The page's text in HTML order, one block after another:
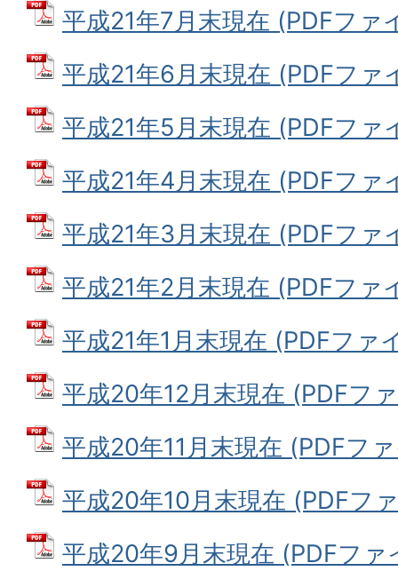
平成21年7月末現在 (PDFファ
平成21年6月末現在 (PDFファ
平成21年5月末現在 (PDFファ
平成21年4月末現在 (PDFファ
平成21年3月末現在 (PDFファ
平成21年2月末現在 (PDFファ
平成21年1月末現在 (PDFファ
平成20年12月末現在 (PDFフ
平成20年11月末現在 (PDFフ
平成20年10月末現在 (PDFフ
平成20年9月末現在 (PDFフ